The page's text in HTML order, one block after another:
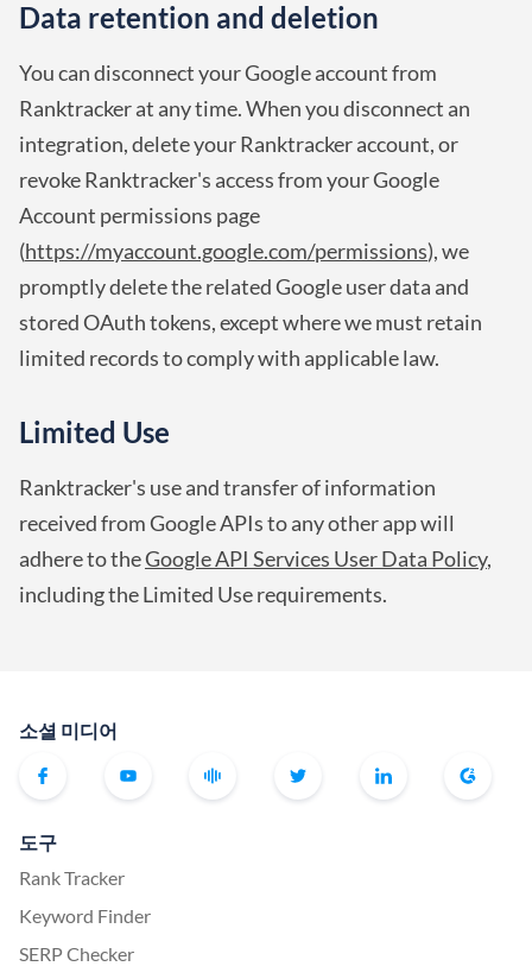
Data retention and deletion
You can disconnect your Google account from
Ranktracker at any time. When you disconnect an
integration, delete your Ranktracker account, or
revoke Ranktracker's access from your Google
Account permissions page
(https://myaccount.google.com/permissions), we
promptly delete the related Google user data and
stored OAuth tokens, except where we must retain
limited records to comply with applicable law.
Limited Use
Ranktracker's use and transfer of information
received from Google APIs to any other app will
adhere to theGoogle API Services User Data Policy,
including the Limited Use requirements.
소셜 미디어
도구
Rank Tracker
Keyword Finder
SERP Checker